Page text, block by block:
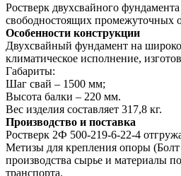
Ростверк двухсвайного
свободностоящих промежуточных
Особенности конструкции
Двухсвайный фундамент на
климатическое исполнение,
Габариты:
Шаг свай – 1500 мм;
Высота балки – 220 мм.
Вес изделия составляет 317,8 кг.
Производство и поставка
Ростверк 2Ф 500-219-6-22-4
Метизы для крепления опоры
производства сырье и материалы
транспорта.